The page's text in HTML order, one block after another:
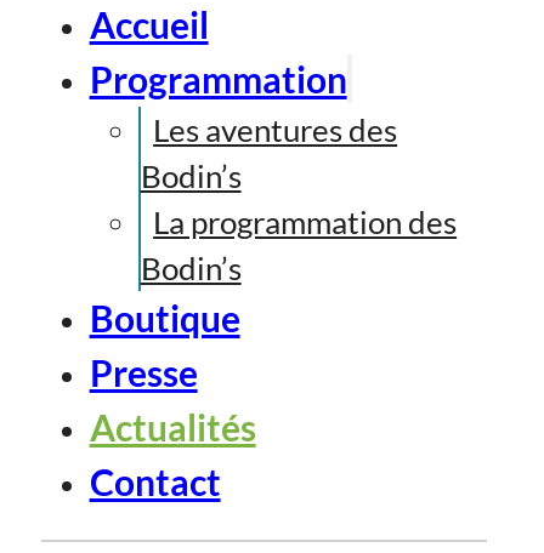
Accueil
Programmation
Les aventures des
Bodin’s
La programmation des
Bodin’s
Boutique
Presse
Actualités
Contact